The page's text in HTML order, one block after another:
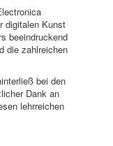
digitalen Kunst
beeindruckend
die zahlreichen
bei den
Dank an
lehrreichen